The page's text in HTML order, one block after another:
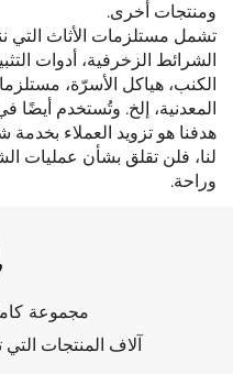
ومنتجات أخرى.
تشمل مستلزمات الأثاث التي
الشرائط الزخرفية، أدوات
الكنب، هياكل الأسرّة،
المعدنية، إلخ. وتُستخدم أيضًا
هدفنا هو تزويد العملاء
لنا، فلن تقلق بشأن عمليات
وراحة.
مجموعة
آلاف المنتجات